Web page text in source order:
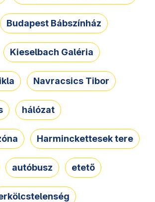
Budapest Bábszínház
Kieselbach Galéria
Navracsics Tibor
hálózat
Harminckettesek tere
autóbusz etető